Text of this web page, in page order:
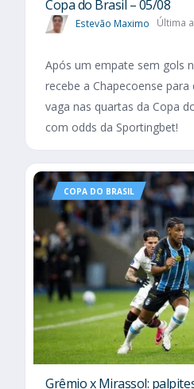
Copa do Brasil – 05/08
Estevão Maximo Última
Após um empate sem gols
recebe a Chapecoense
vaga nas quartas da Copa
com odds da Sportingbet!
COPA DO BRASIL
Grêmio x Mirassol: